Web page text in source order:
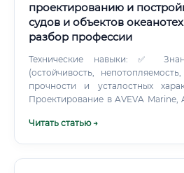
проектированию и
судов и объектов
разбор профессии
Технические навыки: ✅ Знание теории корабля
(остойчивость, непотопляемость,
прочности и усталостных
Проектирование в AVEVA Marine,
правил классификационных
Читать статью →